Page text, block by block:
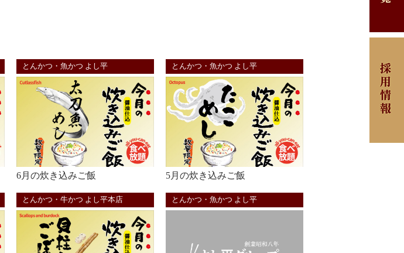
とんかつ・魚かつ よし平
6月の炊き込みご飯
とんかつ・魚かつ よし平
5月の炊き込みご飯
とんかつ・牛かつ よし平本店 とんかつ・魚かつ よし平